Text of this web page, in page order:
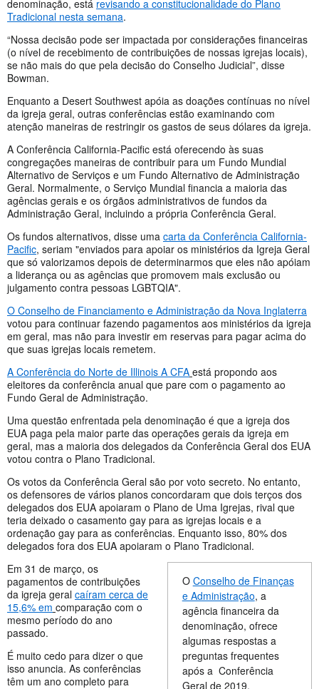
denominação, está revisando a constitucionalidade do Plano
Tradicional nesta semana.
“Nossa decisão pode ser impactada por considerações financeiras
(o nível de recebimento de contribuições de nossas igrejas locais),
se não mais do que pela decisão do Conselho Judicial”, disse
Bowman.
Enquanto a Desert Southwest apóia as doações contínuas no nível
da igreja geral, outras conferências estão examinando com
atenção maneiras de restringir os gastos de seus dólares da igreja.
A Conferência California-Pacific está oferecendo às suas
congregações maneiras de contribuir para um Fundo Mundial
Alternativo de Serviços e um Fundo Alternativo de Administração
Geral. Normalmente, o Serviço Mundial financia a maioria das
agências gerais e os órgãos administrativos de fundos da
Administração Geral, incluindo a própria Conferência Geral.
Os fundos alternativos, disse uma carta da Conferência California-
Pacific, seriam "enviados para apoiar os ministérios da Igreja Geral
que só valorizamos depois de determinarmos que eles não apóiam
a liderança ou as agências que promovem mais exclusão ou
julgamento contra pessoas LGBTQIA".
O Conselho de Financiamento e Administração da Nova Inglaterra
votou para continuar fazendo pagamentos aos ministérios da igreja
em geral, mas não para investir em reservas para pagar acima do
que suas igrejas locais remetem.
A Conferência do Norte de Illinois A CFA está propondo aos
eleitores da conferência anual que pare com o pagamento ao
Fundo Geral de Administração.
Uma questão enfrentada pela denominação é que a igreja dos
EUA paga pela maior parte das operações gerais da igreja em
geral, mas a maioria dos delegados da Conferência Geral dos EUA
votou contra o Plano Tradicional.
Os votos da Conferência Geral são por voto secreto. No entanto,
os defensores de vários planos concordaram que dois terços dos
delegados dos EUA apoiaram o Plano de Uma Igrejas, rival que
teria deixado o casamento gay para as igrejas locais e a
ordenação gay para as conferências. Enquanto isso, 80% dos
delegados fora dos EUA apoiaram o Plano Tradicional.
O Conselho de Finanças
e Administração, a
agência financeira da
denominação, ofrece
algumas respostas a
preguntas frequentes
após a Conferência
Geral de 2019.
Em 31 de março, os
pagamentos de contribuições
da igreja geral caíram cerca de
15,6% em comparação com o
mesmo período do ano
passado.
É muito cedo para dizer o que
isso anuncia. As conferências
têm um ano completo para